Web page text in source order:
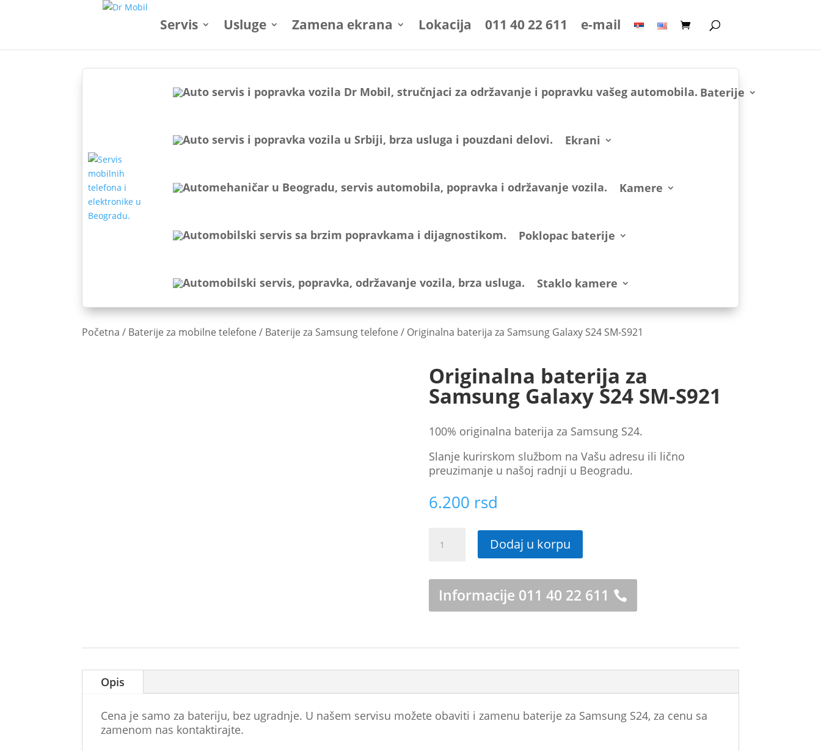
Servis Usluge Zamena ekrana Lokacija 011 40 22 611 e-mail
Baterije
Ekrani
Kamere
Poklopac baterije
Staklo kamere
Početna / Baterije za mobilne telefone / Baterije za Samsung telefone / Originalna baterija za Samsung Galaxy S24 SM-S921
Originalna baterija za
Samsung Galaxy S24 SM-S921
100% originalna baterijа za Samsung S24.
Slanje kurirskom službom na Vašu adresu ili lično
preuzimanje u našoj radnji u Beogradu.
6.200 rsd
Originalna
baterija
Samsung
Galaxy
S24
količina
Dodaj u korpu
Informacije 011 40 22 611
Opis
Cena je samo za bateriju, bez ugradnje. U našem servisu možete obaviti i zamenu baterije za Samsung S24, za cenu sa
zamenom nas kontaktirajte.